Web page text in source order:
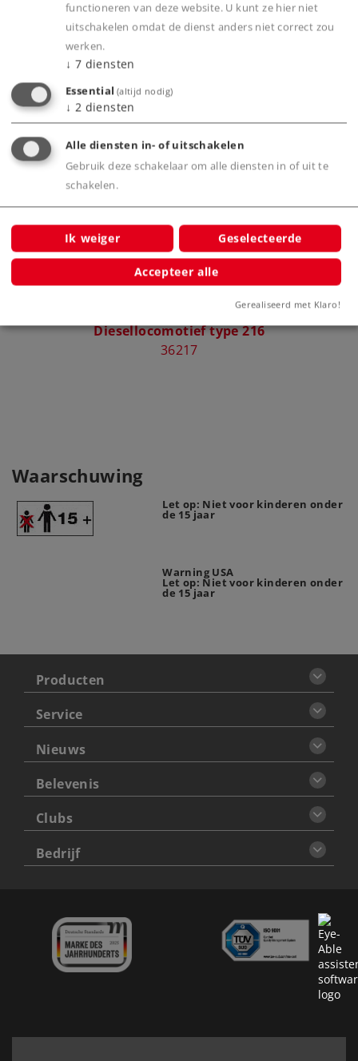
Productinfo
Bijbehorende producten
Diesellocomotief type 216
36217
Waarschuwing
Let op: Niet voor kinderen onder
de 15 jaar
Warning USA
Let op: Niet voor kinderen onder
de 15 jaar
Producten
Service
Nieuws
Belevenis
Clubs
Bedrijf
functioneren van deze website. U kunt ze hier niet
uitschakelen omdat de dienst anders niet correct zou
werken.
↓ 7 diensten
Essential (altijd nodig)
↓ 2 diensten
Alle diensten in- of uitschakelen
Gebruik deze schakelaar om alle diensten in of uit te
schakelen.
Ik weiger Geselecteerde
Accepteer alle
Gerealiseerd met Klaro!